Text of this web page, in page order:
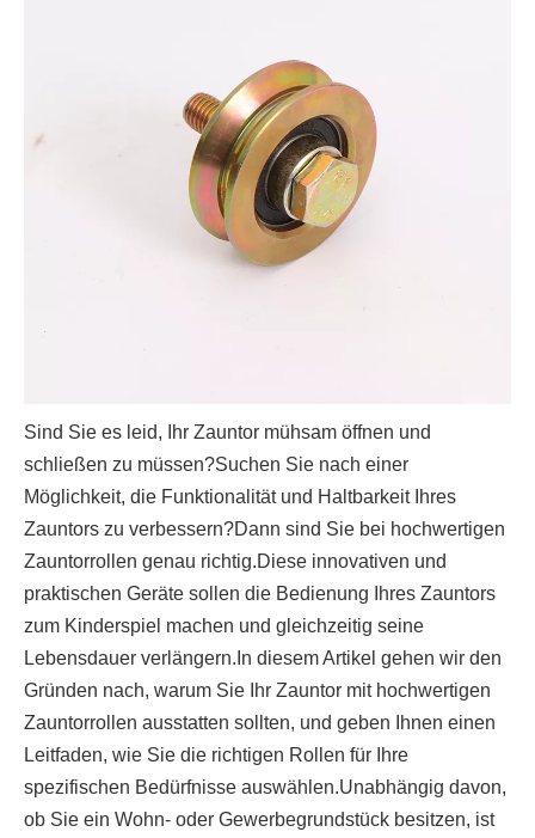
Sind Sie es leid, Ihr Zauntor mühsam öffnen und
schließen zu müssen?Suchen Sie nach einer
Möglichkeit, die Funktionalität und Haltbarkeit Ihres
Zauntors zu verbessern?Dann sind Sie bei hochwertigen
Zauntorrollen genau richtig.Diese innovativen und
praktischen Geräte sollen die Bedienung Ihres Zauntors
zum Kinderspiel machen und gleichzeitig seine
Lebensdauer verlängern.In diesem Artikel gehen wir den
Gründen nach, warum Sie Ihr Zauntor mit hochwertigen
Zauntorrollen ausstatten sollten, und geben Ihnen einen
Leitfaden, wie Sie die richtigen Rollen für Ihre
spezifischen Bedürfnisse auswählen.Unabhängig davon,
ob Sie ein Wohn- oder Gewerbegrundstück besitzen, ist